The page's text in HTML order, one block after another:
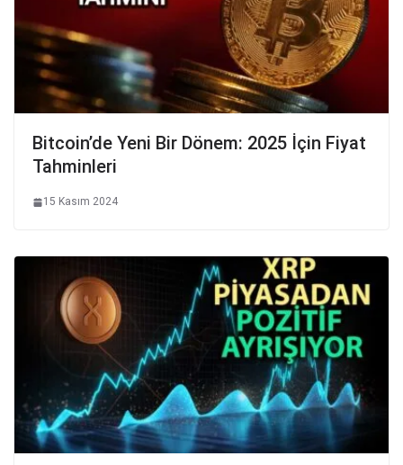
Bitcoin’de Yeni Bir Dönem: 2025 İçin Fiyat
Tahminleri
15 Kasım 2024